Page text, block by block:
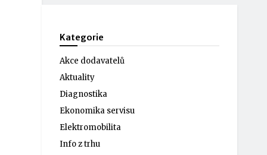
Kategorie
Akce dodavatelů
Aktuality
Diagnostika
Ekonomika servisu
Elektromobilita
Info z trhu